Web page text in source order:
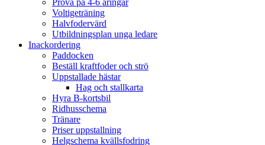
Prova på 4-6 åringar
Voltigeträning
Halvfodervärd
Utbildningsplan unga ledare
Inackordering
Paddocken
Beställ kraftfoder och strö
Uppstallade hästar
Hag och stallkarta
Hyra B-kortsbil
Ridhusschema
Tränare
Priser uppstallning
Helgschema kvällsfodring